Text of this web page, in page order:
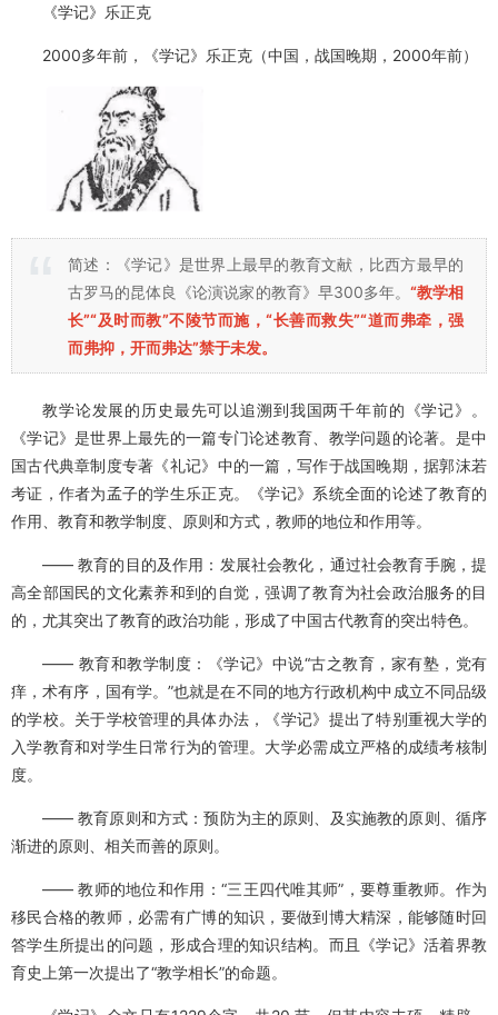
《学记》乐正克
2000多年前，《学记》乐正克（中国，战国晚期，2000年前）
简述：《学记》是世界上最早的教育文献，比西方最早的
古罗马的昆体良《论演说家的教育》早300多年。 “教学相
长”“及时而教”不陵节而施，“长善而救失”“道而弗牵，强
而弗抑，开而弗达”禁于未发。
教学论发展的历史最先可以追溯到我国两千年前的《学记》。
《学记》是世界上最先的一篇专门论述教育、教学问题的论著。是中
国古代典章制度专著《礼记》中的一篇，写作于战国晚期，据郭沫若
考证，作者为孟子的学生乐正克。《学记》系统全面的论述了教育的
作用、教育和教学制度、原则和方式，教师的地位和作用等。
—— 教育的目的及作用：发展社会教化，通过社会教育手腕，提
高全部国民的文化素养和到的自觉，强调了教育为社会政治服务的目
的，尤其突出了教育的政治功能，形成了中国古代教育的突出特色。
—— 教育和教学制度：《学记》中说“古之教育，家有塾，党有
痒，术有序，国有学。”也就是在不同的地方行政机构中成立不同品级
的学校。关于学校管理的具体办法，《学记》提出了特别重视大学的
入学教育和对学生日常行为的管理。大学必需成立严格的成绩考核制
度。
——教育原则和方式：预防为主的原则、及实施教的原则、循序
渐进的原则、相关而善的原则。
——教师的地位和作用：“三王四代唯其师”，要尊重教师。作为
移民合格的教师，必需有广博的知识，要做到博大精深，能够随时回
答学生所提出的问题，形成合理的知识结构。而且《学记》活着界教
育史上第一次提出了“教学相长”的命题。